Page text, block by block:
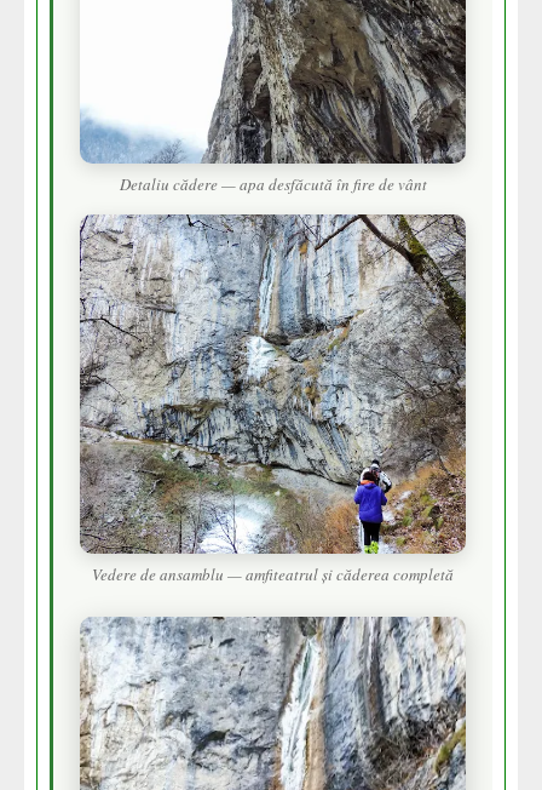
Detaliu cădere — apa desfăcută în fire de vânt
Vedere de ansamblu — amfiteatrul și căderea completă